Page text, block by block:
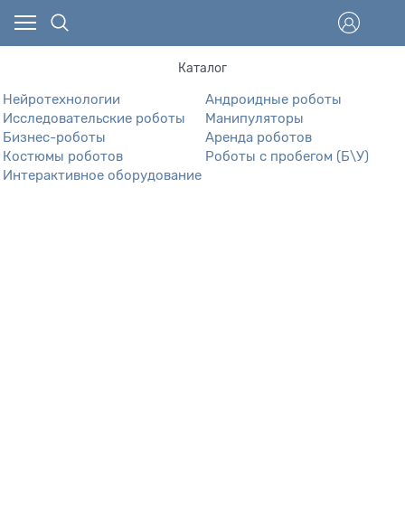
Каталог
Нейротехнологии
Андроидные роботы
Исследовательские роботы
Манипуляторы
Бизнес-роботы
Аренда роботов
Костюмы роботов
Роботы с пробегом (Б\У)
Интерактивное оборудование